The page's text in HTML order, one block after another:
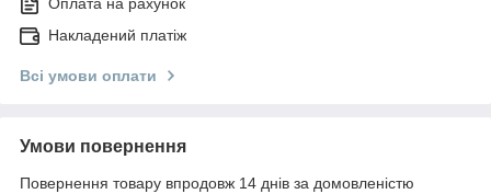
Оплата на рахунок
Накладений платіж
Всі умови оплати
Умови повернення
Повернення товару впродовж 14 днів за домовленістю